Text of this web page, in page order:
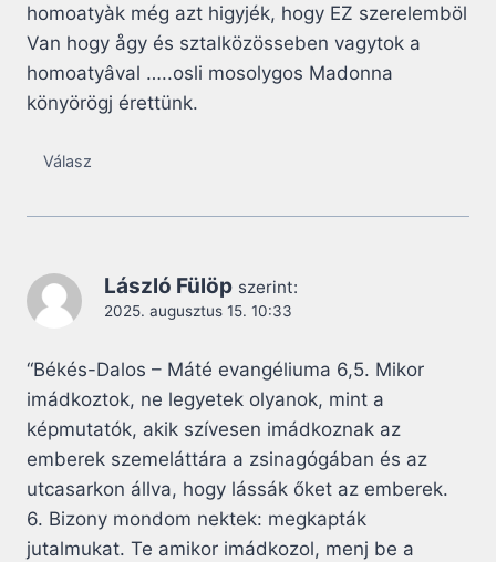
homoatyàk még azt higyjék, hogy EZ szerelemböl
Van hogy ågy és sztalközösseben vagytok a
homoatyâval …..osli mosolygos Madonna
könyörögj érettünk.
Válasz
László Fülöp szerint:
2025. augusztus 15. 10:33
“Békés-Dalos – Máté evangéliuma 6,5. Mikor
imádkoztok, ne legyetek olyanok, mint a
képmutatók, akik szívesen imádkoznak az
emberek szemeláttára a zsinagógában és az
utcasarkon állva, hogy lássák őket az emberek.
6. Bizony mondom nektek: megkapták
jutalmukat. Te amikor imádkozol, menj be a